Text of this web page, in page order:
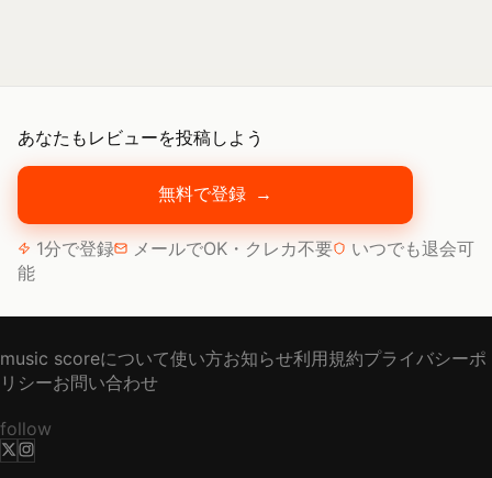
あなたもレビューを投稿しよう
無料で登録 →
1分で登録 メールでOK・クレカ不要
いつでも退会可
能
music scoreについて使い方お知らせ利用規約プライバシーポ
リシーお問い合わせ
follow